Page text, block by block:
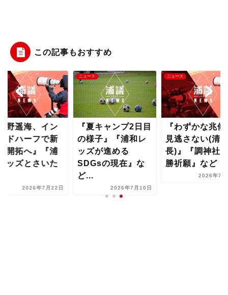
この記事もおすすめ
野遥海、イン
ドハーフで新
開拓へ』『浦
ッズとさいた
2026年7月22日
ニュース
『夏キャンプ2日目
の様子』『浦和レ
ッズが進める
SDGsの現在』な
ど...
2026年7月10日
ニュース
『わずかな兆候
見逃さない(清
長)』『調神社
勝祈願』など【
2026年7